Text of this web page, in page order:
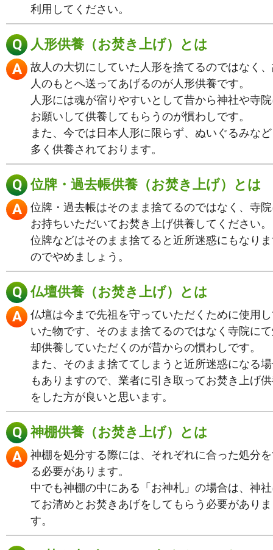
利用してください。
人形供養（お焚き上げ）とは
故人の大切にしていた人形を捨てるのではなく
人のもとへ送ってあげるのが人形供養です。
人形には魂が宿りやすいとして昔から神社や寺
お願いして供養してもらうのが慣わしです。
また、今では日本人形に限らず、ぬいぐるみな
多く供養されております。
位牌・過去帳供養（お焚き上げ）とは
位牌・過去帳はそのまま捨てるのではなく、寺
お持ちいただいてお焚き上げ供養してください。
位牌などはそのまま捨てると近所迷惑にもなり
のでやめましょう。
仏壇供養（お焚き上げ）とは
仏壇は今まで先祖を守っていただくために使用
いた物です、そのまま捨てるのではなく寺院に
却供養していただくのが昔からの慣わしです。
また、そのまま捨ててしまうと近所迷惑になる
もありますので、業者に引き取ってお焚き上げ
をした方が良いと思います。
神棚供養（お焚き上げ）とは
神棚を処分する際には、それぞれに合った処分
る必要があります。
中でも神棚の中にある「お神札」の場合は、神
てお清めとお焚きあげをしてもらう必要がありま
す。